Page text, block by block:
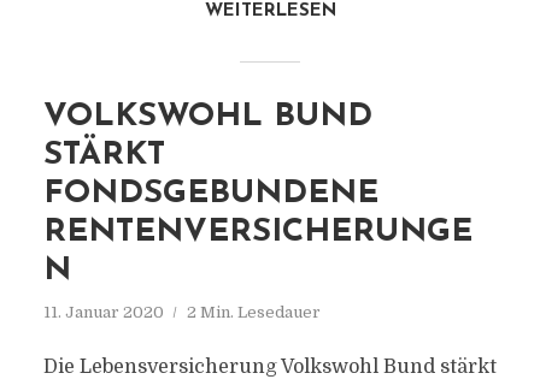
WEITERLESEN
VOLKSWOHL BUND
STÄRKT
FONDSGEBUNDENE
RENTENVERSICHERUNGE
N
11. Januar 2020 2 Min. Lesedauer
Die Lebensversicherung Volkswohl Bund stärkt